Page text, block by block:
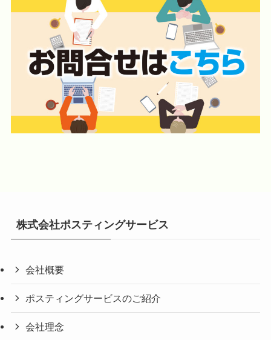
株式会社ポスティングサービス
会社概要
ポスティングサービスのご紹介
会社理念